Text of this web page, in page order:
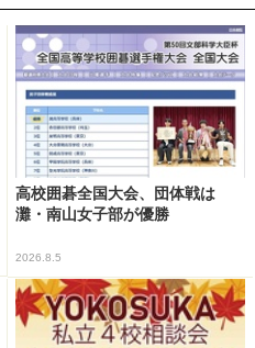
高校囲碁全国大会、団体戦は
灘・南山女子部が優勝
2026.8.5